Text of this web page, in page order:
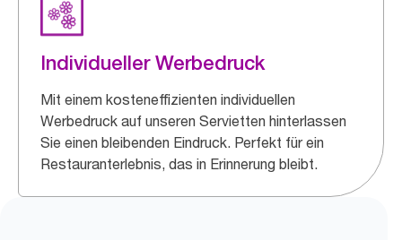
Individueller Werbedruck
Mit einem kosteneffizienten individuellen
Werbedruck auf unseren Servietten hinterlassen
Sie einen bleibenden Eindruck. Perfekt für ein
Restauranterlebnis, das in Erinnerung bleibt.